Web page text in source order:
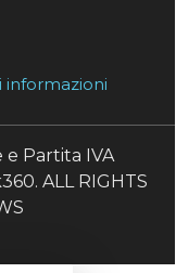
e Partita IVA
ALL RIGHTS